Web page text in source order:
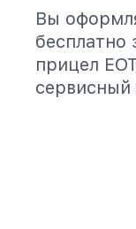
Вы
бесплатно
прицел
сервисный